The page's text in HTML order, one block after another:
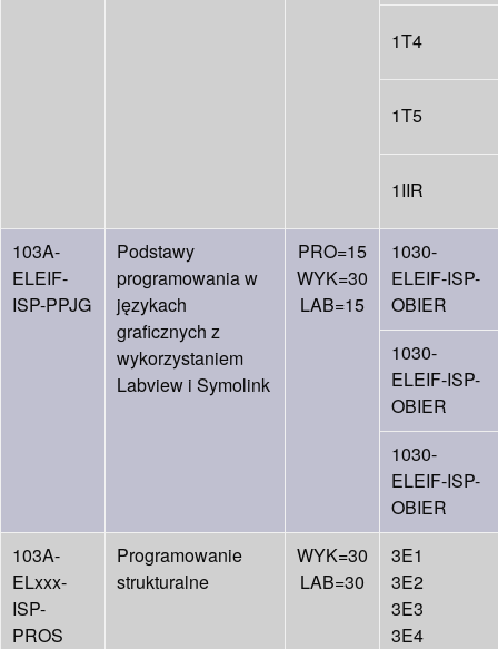
1T4
1T5
1IIR
103A-
ELEIF-
ISP-PPJG
Podstawy
programowania w
językach
graficznych z
wykorzystaniem
Labview i Symolink
PRO=15
WYK=30
LAB=15
1030-
ELEIF-ISP-
OBIER
1030-
ELEIF-ISP-
OBIER
1030-
ELEIF-ISP-
OBIER
103A-
ELxxx-
ISP-
PROS
Programowanie
strukturalne
WYK=30
LAB=30
3E1
3E2
3E3
3E4